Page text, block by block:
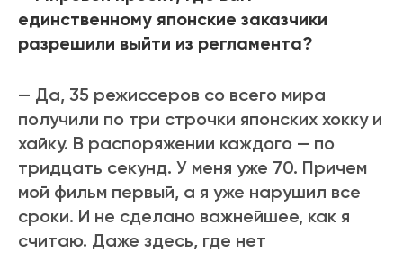
единственному японские заказчики
разрешили выйти из регламента?
— Да, 35 режиссеров со всего мира
получили по три строчки японских хокку и
хайку. В распоряжении каждого — по
тридцать секунд. У меня уже 70. Причем
мой фильм первый, а я уже нарушил все
сроки. И не сделано важнейшее, как я
считаю. Даже здесь, где нет